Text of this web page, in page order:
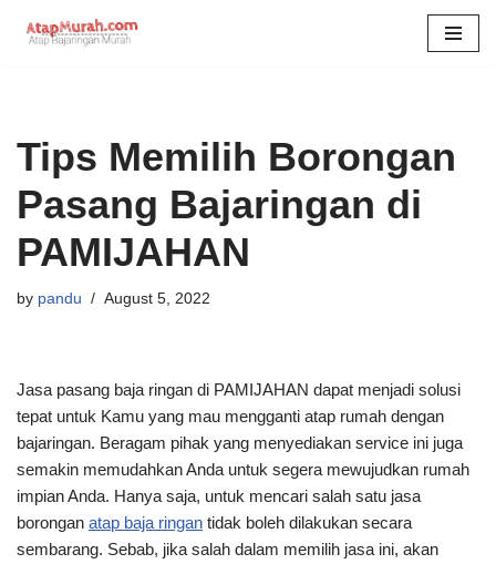
Tips Memilih Borongan
Pasang Bajaringan di
PAMIJAHAN
by pandu August 5, 2022
Jasa pasang baja ringan di PAMIJAHAN dapat menjadi solusi
tepat untuk Kamu yang mau mengganti atap rumah dengan
bajaringan. Beragam pihak yang menyediakan service ini juga
semakin memudahkan Anda untuk segera mewujudkan rumah
impian Anda. Hanya saja, untuk mencari salah satu jasa
borongan atap baja ringan tidak boleh dilakukan secara
sembarang. Sebab, jika salah dalam memilih jasa ini, akan